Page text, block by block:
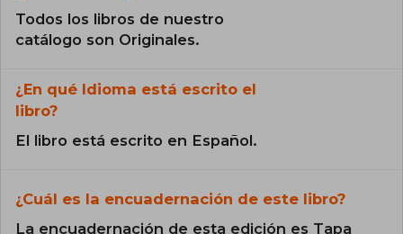
Todos los libros de nuestro
catálogo son Originales.
¿En qué Idioma está escrito el
libro?
El libro está escrito en Español.
¿Cuál es la encuadernación de este libro?
La encuadernación de esta edición es Tapa